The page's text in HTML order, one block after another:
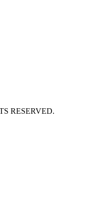
RESERVED.